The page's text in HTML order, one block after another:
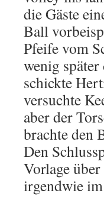
die Gäste
Ball
Pfeife vom
wenig
schickte
versuchte
aber der
brachte den
Den
Vorlage
irgendwie